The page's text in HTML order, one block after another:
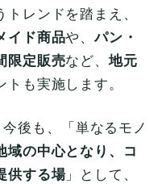
レンドを踏まえ、
イド商品や、パン・
限定販売など、地元
も実施します。
今後も、「単なるモノ
域の中心となり、コ
供する場」として、